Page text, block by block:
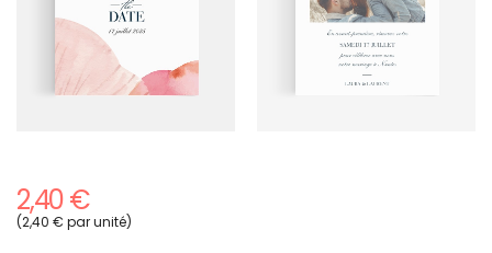
2,40 €
(2,40 € par unité)